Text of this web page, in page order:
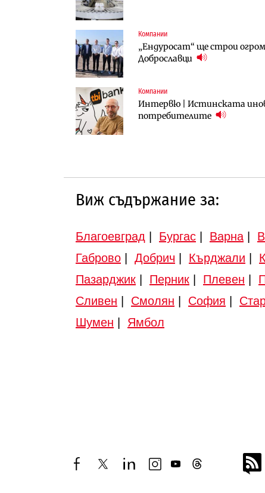
Компании
„Ендуросат“ ще строи
Доброславци
Компании
Интервю | Истинската
потребителите
Компании
„Хювефарма“ подписа
Инфраструктура
АПИ възложи промяната на
Търново
Публични финанси
След 20 години застой:
вдигнати
Инфраструктура
Вторият мост над
„Черно море“
Виж съдържание за:
Благоевград Бургас Варна
Габрово
Добрич Кърджали
Пазарджик
Перник Плевен
Сливен
Смолян София
Шумен
Ямбол
facebooktwitterlinkedininstagram
youtubethreads